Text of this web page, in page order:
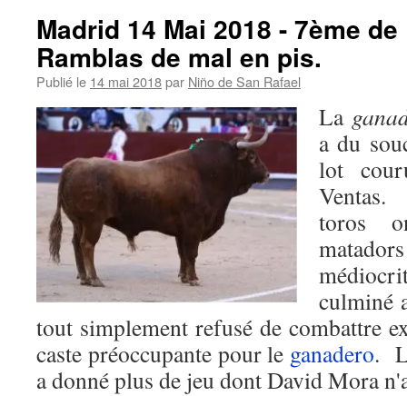
Madrid 14 Mai 2018 - 7ème
Ramblas de mal en pis.
Publié le 14 mai 2018par Niño de San Rafael
La
a du
lot
Ventas.
toros
culminé
tout simplement refusé de combattre
caste préoccupante pour le ganadero.
a donné plus de jeu dont David Mora